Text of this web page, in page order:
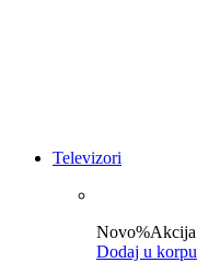
Televizori
Novo%Akcija
Dodaj u korpu